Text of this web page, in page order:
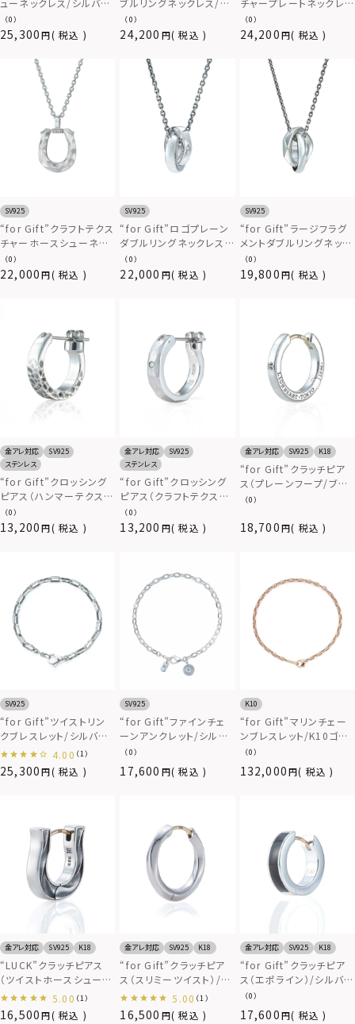
925
25,300 税込
（0）
ルバー925
24,200 税込
（0）
ス/シルバー925
24,200 税込
（0）
SV925
“for Gift”クラフトテクス
チャーホースシューネッ
クレス/シルバー925
22,000 税込
（0）
SV925
“for Gift”ロゴプレーン
ダブルリングネックレス/
シルバー925
22,000 税込
（0）
SV925
“for Gift”ラージフラグ
メントダブルリングネック
レス/シルバー925
19,800 税込
（0）
金アレ対応
SV925
ステンレス
“for Gift”クロッシング
ピアス（ハンマーテクスチ
ャー）/シルバー925
13,200 税込
（0）
金アレ対応
SV925
ステンレス
“for Gift”クロッシング
ピアス（クラフトテクスチ
ャー）/シルバー925
13,200 税込
（0）
金アレ対応 SV925 K18
“for Gift”クラッチピア
ス（プレーンフープ/ブラ
ックジルコニア）/シルバ
18,700 税込
（0）
SV925
“for Gift”ツイストリン
クブレスレット/シルバー
925
25,300 税込
4.00 （1）
SV925
“for Gift”ファインチェ
ーンアンクレット/シルバ
ー925
17,600 税込
（0）
K10
“for Gift”マリンチェー
ンブレスレット/K10ゴー
ルド
132,000 税込
（0）
金アレ対応 SV925 K18
“LUCK”クラッチピアス
（ツイストホースシュー）/
シルバー925
16,500 税込
5.00 （1）
金アレ対応 SV925 K18
“for Gift”クラッチピア
ス（スリミーツイスト）/シ
ルバー925
16,500 税込
5.00 （1）
金アレ対応 SV925 K18
“for Gift”クラッチピア
ス（エポライン）/シルバー
925
17,600 税込
（0）